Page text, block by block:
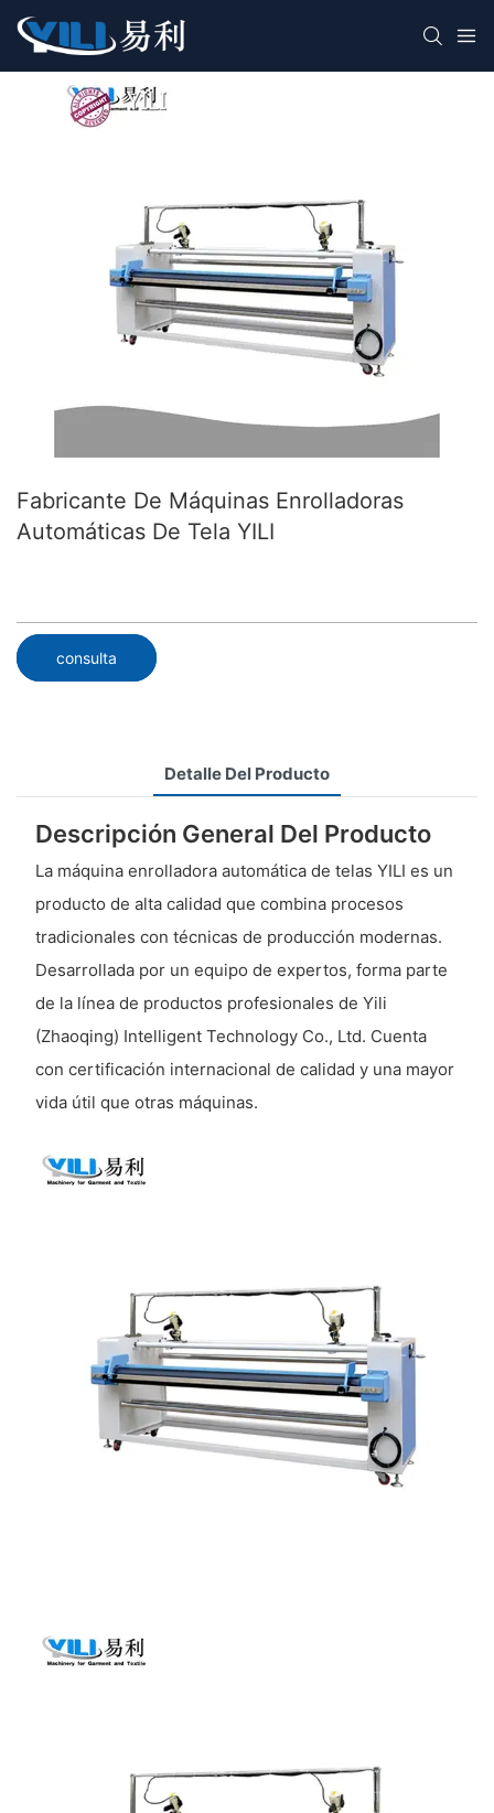
Fabricante De Máquinas Enrolladoras
Automáticas De Tela YILI
consulta
Detalle Del Producto
Descripción General Del Producto
La máquina enrolladora automática de telas YILI es un
producto de alta calidad que combina procesos
tradicionales con técnicas de producción modernas.
Desarrollada por un equipo de expertos, forma parte
de la línea de productos profesionales de Yili
(Zhaoqing) Intelligent Technology Co., Ltd. Cuenta
con certificación internacional de calidad y una mayor
vida útil que otras máquinas.